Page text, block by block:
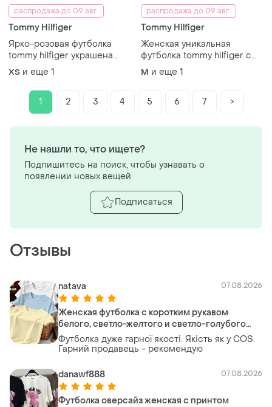
распродажа до 09 авг.
Tommy Hilfiger
Ярко-розовая футболка
tommy hilfiger украшена
фирменным логотипом,
выполненным из
ослепительных страз в
размере xs нового
состояния
ХS и еще 1
распродажа до 09 авг.
Tommy Hilfiger
Женская уникальная
футболка tommy hilfiger с
большим лого оригинал
M и еще 1
1 2 3 4 5 6 7 >
Отзывы
natava 07.08.2026
Женская футболка с коротким рукавом
белого, светло-желтого и светло-голубого
цвета. новая, 100% хлопок, размер l. дышащая,
летняя, повседневная.
Футболка дуже гарної якості. Якість як у COS.
Гарний продавець - рекомендую
danawf888 07.08.2026
Футболка оверсайз женская с принтом
Не нашли то, что ищете?
Подпишитесь на поиск, чтобы узнавать о
появлении новых вещей
Подписаться